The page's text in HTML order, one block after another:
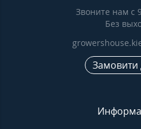
Звоните нам с
Без
Замовити